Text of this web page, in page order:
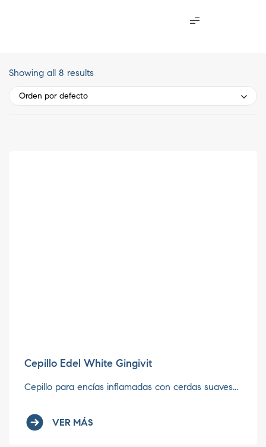
Showing all 8 results
Orden por defecto
Cepillo Edel White Gingivit
Cepillo para encías inflamadas con cerdas suaves...
VER MÁS